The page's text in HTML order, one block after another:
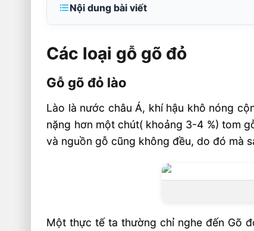
Nội dung bài viết
Gỗ gõ đỏ lào
Gỗ gõ đỏ châu phi
Vân gỗ Gõ đỏ Lào
Màu sắc gỗ Gõ đỏ Lào
Vân gỗ Gõ đỏ Nam Phi
Màu sắc gỗ Gõ đỏ Nam Phi
Giá thành, giá cả sàn gỗ gõ đỏ
Các loại gỗ gõ đỏ
Gỗ gõ đỏ lào
Lào là nước châu Á, khí hậu khô nóng
nặng hơn một chút( khoảng 3-4 %) tom
và nguồn gỗ cũng không đều, do đó mà
Một thực tế ta thường chỉ nghe đến Gõ